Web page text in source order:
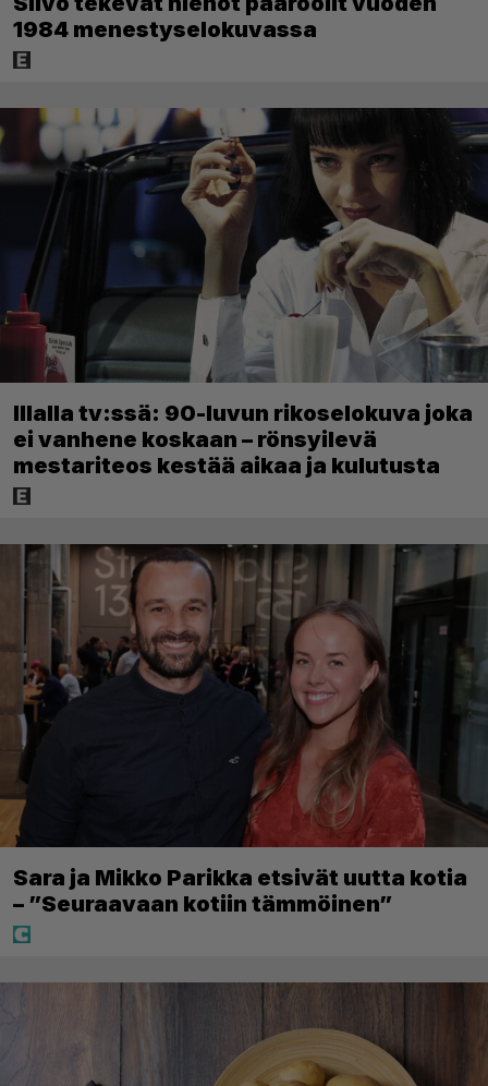
1984 menestyselokuvassa
Illalla tv:ssä: 90-luvun rikoselokuva joka
ei vanhene koskaan – rönsyilevä
mestariteos kestää aikaa ja kulutusta
Sara ja Mikko Parikka etsivät uutta kotia
– ”Seuraavaan kotiin tämmöinen”